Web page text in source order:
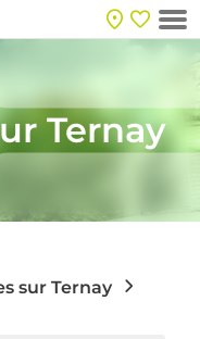
Ternay
sur Ternay